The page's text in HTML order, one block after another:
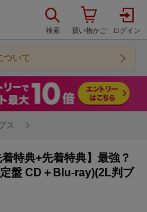
ついて
ス
特典+先着特典】最強？
盤 CD＋Blu-ray)(2L判ブ